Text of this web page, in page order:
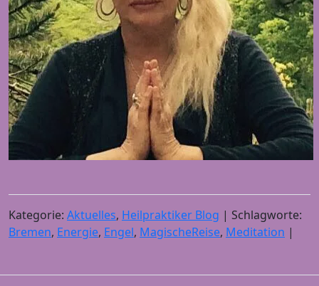
Kategorie: Aktuelles, Heilpraktiker Blog | Schlagworte:
Bremen, Energie, Engel, MagischeReise, Meditation |